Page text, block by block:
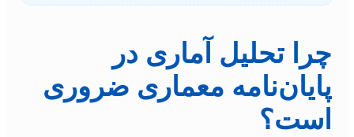
چرا تحلیل آماری در
پایان‌نامه معماری ضروری
است؟